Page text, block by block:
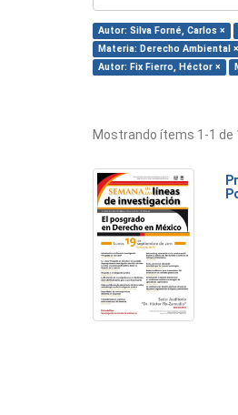
Autor: Silva Forné, Carlos ×
Materia: Derecho Ambiental ×
Autor: Fix Fierro, Héctor ×
Mostrando ítems 1-1 de